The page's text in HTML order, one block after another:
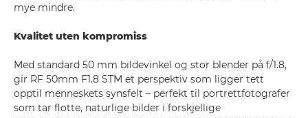
mye mindre.
Kvalitet uten kompromiss
Med standard 50 mm bildevinkel og stor blender på f/1.8,
gir RF 50mm F1.8 STM et perspektiv som ligger tett
opptil menneskets synsfelt – perfekt til portrettfotografer
som tar flotte, naturlige bilder i forskjellige